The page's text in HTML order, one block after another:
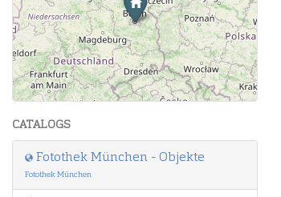
Leaflet| Maps and Data ©OpenStreetMap.
CATALOGS
Fotothek München - Objekte
Fotothek München